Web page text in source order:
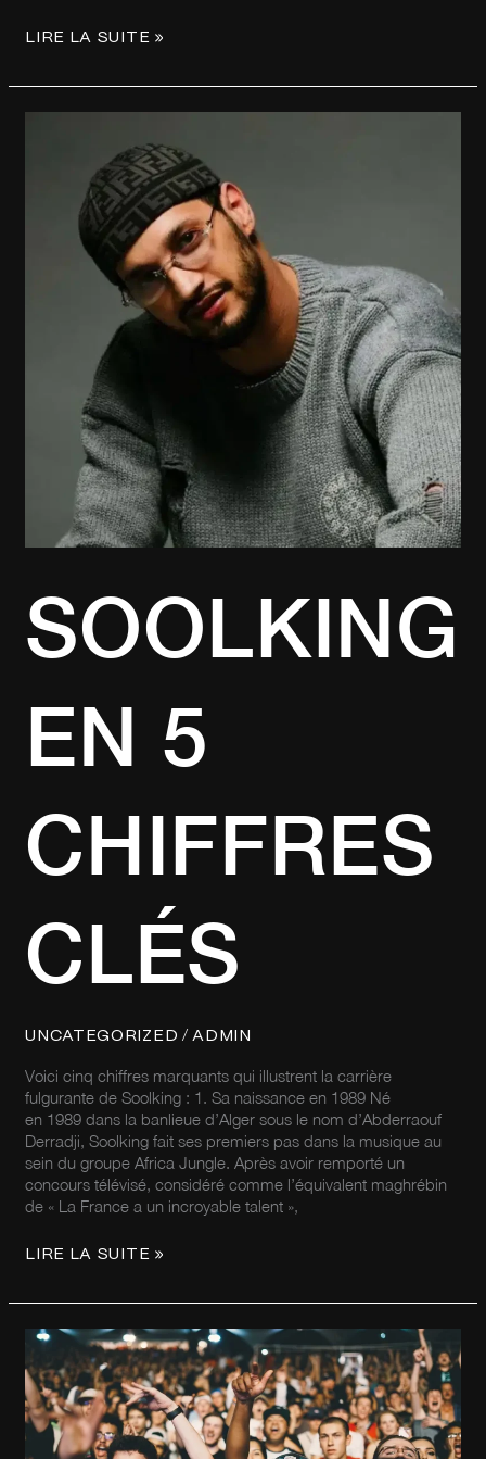
LIRE LA SUITE »
SOOLKING
EN 5
CHIFFRES
CLÉS
UNCATEGORIZED / ADMIN
Voici cinq chiffres marquants qui illustrent la carrière
fulgurante de Soolking : 1. Sa naissance en 1989 Né
en 1989 dans la banlieue d’Alger sous le nom d’Abderraouf
Derradji, Soolking fait ses premiers pas dans la musique au
sein du groupe Africa Jungle. Après avoir remporté un
concours télévisé, considéré comme l’équivalent maghrébin
de « La France a un incroyable talent »,
CHIFFRES
LIRE LA SUITE »
BURNA
GRAND
RETOUR